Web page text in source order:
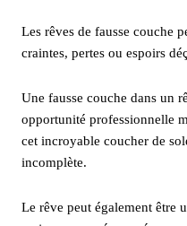
Les rêves de fausse couche
craintes, pertes ou espoirs
Une fausse couche dans un
opportunité professionnelle
cet incroyable coucher de
incomplète.
Le rêve peut également être